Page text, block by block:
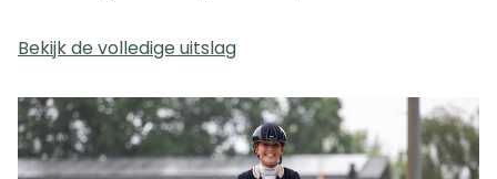
Bekijk de volledige uitslag